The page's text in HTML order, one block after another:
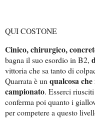
QUI COSTONE
Cinico, chirurgico,
bagna il suo esordio in B2,
vittoria che sa tanto di
Quarrata è unqualcosa
campionato. Esserci
conferma poi quanto i
per competere a questo